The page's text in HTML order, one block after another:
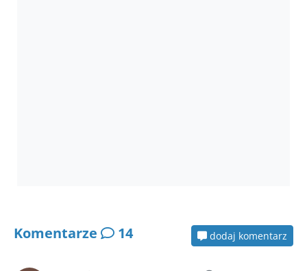
Komentarze 14 dodaj komentarz